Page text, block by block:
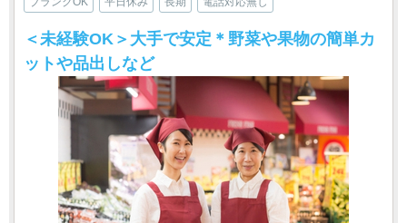
＜未経験OK＞大手で安定＊野菜や果物の簡単カ
ットや品出しなど